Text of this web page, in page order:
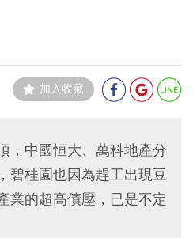
加入收藏
，中國恒大、萬科地產分
碧桂園也因為趕工出現豆
業的超高債壓，已是不定